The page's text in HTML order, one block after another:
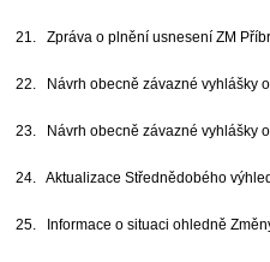
21. Zpráva o plnění usnesení ZM
22. Návrh obecně závazné vyhlášky
23. Návrh obecně závazné vyhlášky
24. Aktualizace Střednědobého
25. Informace o situaci ohledně